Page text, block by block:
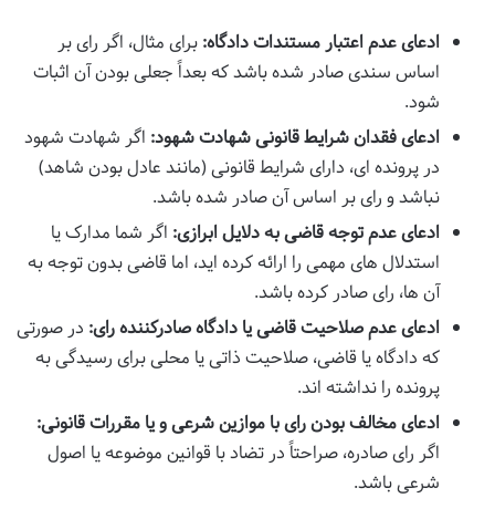
ادعای عدم اعتبار مستندات دادگاه: برای مثال، اگر رای بر
اساس سندی صادر شده باشد که بعداً جعلی بودن آن اثبات
شود.
ادعای فقدان شرایط قانونی شهادت شهود: اگر شهادت شهود
در پرونده ای، دارای شرایط قانونی (مانند عادل بودن شاهد)
نباشد و رای بر اساس آن صادر شده باشد.
ادعای عدم توجه قاضی به دلایل ابرازی: اگر شما مدارک یا
استدلال های مهمی را ارائه کرده اید، اما قاضی بدون توجه به
آن ها، رای صادر کرده باشد.
ادعای عدم صلاحیت قاضی یا دادگاه صادرکننده رای: در صورتی
که دادگاه یا قاضی، صلاحیت ذاتی یا محلی برای رسیدگی به
پرونده را نداشته اند.
ادعای مخالف بودن رای با موازین شرعی و یا مقررات قانونی:
اگر رای صادره، صراحتاً در تضاد با قوانین موضوعه یا اصول
شرعی باشد.